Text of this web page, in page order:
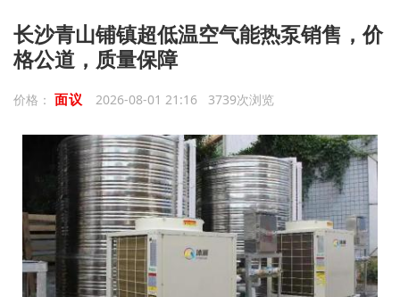
长沙青山铺镇超低温空气能热泵销售，价
格公道，质量保障
价格： 面议 2026-08-01 21:16 3739次浏览